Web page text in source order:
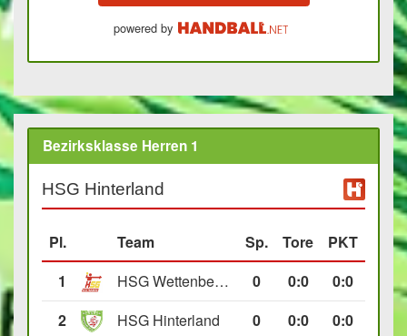
powered by
Bezirksklasse Herren 1
HSG Hinterland
Pl. Team Sp. Tore
PKT
1
HSG Wettenberg III 0 0:0
0:0
2
HSG Hinterland 0 0:0 0:0